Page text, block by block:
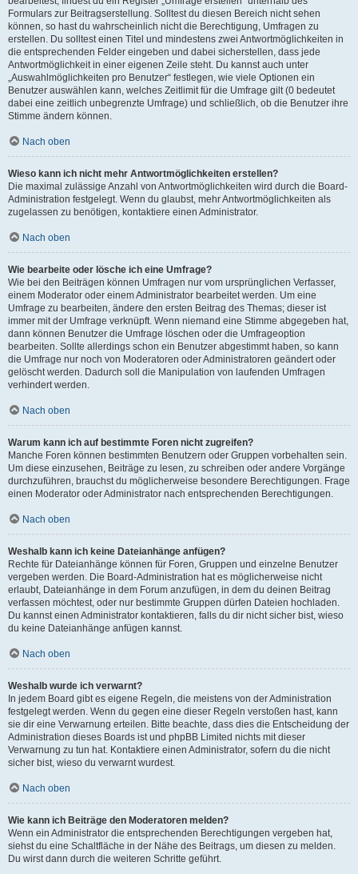
Formulars zur Beitragserstellung. Solltest du diesen Bereich nicht sehen
können, so hast du wahrscheinlich nicht die Berechtigung, Umfragen zu
erstellen. Du solltest einen Titel und mindestens zwei Antwortmöglichkeiten in
die entsprechenden Felder eingeben und dabei sicherstellen, dass jede
Antwortmöglichkeit in einer eigenen Zeile steht. Du kannst auch unter
„Auswahlmöglichkeiten pro Benutzer“ festlegen, wie viele Optionen ein
Benutzer auswählen kann, welches Zeitlimit für die Umfrage gilt (0 bedeutet
dabei eine zeitlich unbegrenzte Umfrage) und schließlich, ob die Benutzer ihre
Stimme ändern können.
Nach oben
Wieso kann ich nicht mehr Antwortmöglichkeiten erstellen?
Die maximal zulässige Anzahl von Antwortmöglichkeiten wird durch die Board-
Administration festgelegt. Wenn du glaubst, mehr Antwortmöglichkeiten als
zugelassen zu benötigen, kontaktiere einen Administrator.
Nach oben
Wie bearbeite oder lösche ich eine Umfrage?
Wie bei den Beiträgen können Umfragen nur vom ursprünglichen Verfasser,
einem Moderator oder einem Administrator bearbeitet werden. Um eine
Umfrage zu bearbeiten, ändere den ersten Beitrag des Themas; dieser ist
immer mit der Umfrage verknüpft. Wenn niemand eine Stimme abgegeben hat,
dann können Benutzer die Umfrage löschen oder die Umfrageoption
bearbeiten. Sollte allerdings schon ein Benutzer abgestimmt haben, so kann
die Umfrage nur noch von Moderatoren oder Administratoren geändert oder
gelöscht werden. Dadurch soll die Manipulation von laufenden Umfragen
verhindert werden.
Nach oben
Warum kann ich auf bestimmte Foren nicht zugreifen?
Manche Foren können bestimmten Benutzern oder Gruppen vorbehalten sein.
Um diese einzusehen, Beiträge zu lesen, zu schreiben oder andere Vorgänge
durchzuführen, brauchst du möglicherweise besondere Berechtigungen. Frage
einen Moderator oder Administrator nach entsprechenden Berechtigungen.
Nach oben
Weshalb kann ich keine Dateianhänge anfügen?
Rechte für Dateianhänge können für Foren, Gruppen und einzelne Benutzer
vergeben werden. Die Board-Administration hat es möglicherweise nicht
erlaubt, Dateianhänge in dem Forum anzufügen, in dem du deinen Beitrag
verfassen möchtest, oder nur bestimmte Gruppen dürfen Dateien hochladen.
Du kannst einen Administrator kontaktieren, falls du dir nicht sicher bist, wieso
du keine Dateianhänge anfügen kannst.
Nach oben
Weshalb wurde ich verwarnt?
In jedem Board gibt es eigene Regeln, die meistens von der Administration
festgelegt werden. Wenn du gegen eine dieser Regeln verstoßen hast, kann
sie dir eine Verwarnung erteilen. Bitte beachte, dass dies die Entscheidung der
Administration dieses Boards ist und phpBB Limited nichts mit dieser
Verwarnung zu tun hat. Kontaktiere einen Administrator, sofern du die nicht
sicher bist, wieso du verwarnt wurdest.
Nach oben
Wie kann ich Beiträge den Moderatoren melden?
Wenn ein Administrator die entsprechenden Berechtigungen vergeben hat,
siehst du eine Schaltfläche in der Nähe des Beitrags, um diesen zu melden.
Du wirst dann durch die weiteren Schritte geführt.